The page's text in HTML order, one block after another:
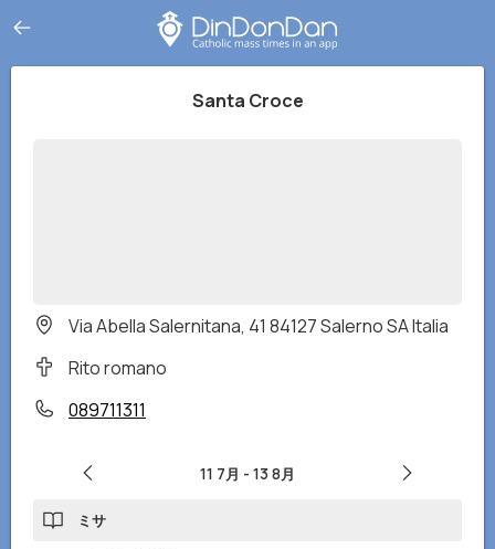
Santa Croce
Via Abella Salernitana, 41 84127 Salerno SA Italia
Rito romano
089711311
11 7月 - 13 8月
ミサ